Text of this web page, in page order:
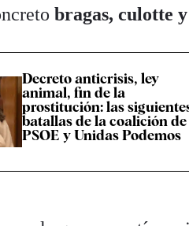
bragas, culotte
Decreto anticrisis, ley
animal, fin de la
prostitución: las
batallas de la coalición de
PSOE y Unidas Podemos